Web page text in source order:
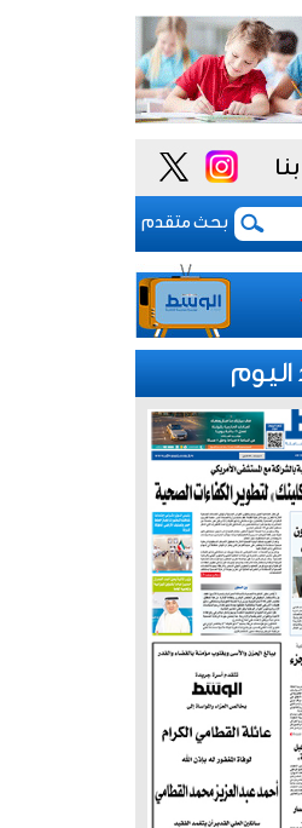
بحث متقدم
أدوات أكثر مرونة
اليوم